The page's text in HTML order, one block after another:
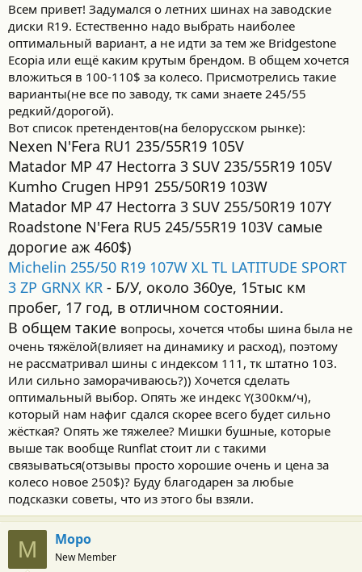
Всем привет! Задумался о летних шинах на заводские
диски R19. Естественно надо выбрать наиболее
оптимальный вариант, а не идти за тем же Bridgestone
Ecopia или ещё каким крутым брендом. В общем хочется
вложиться в 100-110$ за колесо. Присмотрелись такие
варианты(не все по заводу, тк сами знаете 245/55
редкий/дорогой).
Вот список претендентов(на белорусском рынке):
Nexen N'Fera RU1 235/55R19 105V
Matador MP 47 Hectorra 3 SUV 235/55R19 105V
Kumho Crugen HP91 255/50R19 103W
Matador MP 47 Hectorra 3 SUV 255/50R19 107Y
Roadstone N'Fera RU5 245/55R19 103V самые
дорогие аж 460$)
Michelin 255/50 R19 107W XL TL LATITUDE SPORT
3 ZP GRNX KR - Б/У, около 360уе, 15тыс км
пробег, 17 год, в отличном состоянии.
В общем такие вопросы, хочется чтобы шина была не
очень тяжёлой(влияет на динамику и расход), поэтому
не рассматривал шины с индексом 111, тк штатно 103.
Или сильно заморачиваюсь?)) Хочется сделать
оптимальный выбор. Опять же индекс Y(300км/ч),
который нам нафиг сдался скорее всего будет сильно
жёсткая? Опять же тяжелее? Мишки бушные, которые
выше так вообще Runflat стоит ли с такими
связываться(отзывы просто хорошие очень и цена за
колесо новое 250$)? Буду благодарен за любые
подсказки советы, что из этого бы взяли.
М Моро
New Member